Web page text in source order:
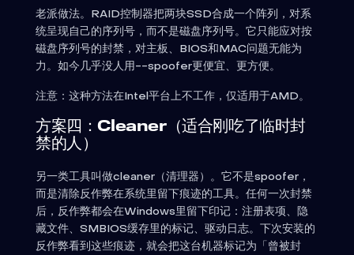
老派做法。RAID控制器把两块SSD合成一个阵列，对系
统呈现自己的序列号，而不是磁盘序列号。它只能应对按
磁盘序列号的封禁，对主板、BIOS和MAC问题无能为
力。如今几乎没人用--spoofer更便宜、更方便。
注意：这种方法在Intel平台上不工作，仅适用于AMD。
方案四：Cleaner（适合刚吃了临时封
禁的人）
另一类工具叫做cleaner（清理器）。它不是spoofer，
而是清除反作弊在系统里留下痕迹的工具。任何一次封禁
后，反作弊都会在Windows里留下印记：注册表项、隐
藏文件、SMBIOS缓存里的标记、驱动日志。下次安装的
反作弊看到这些痕迹，就会把这台机器标记为「曾被封